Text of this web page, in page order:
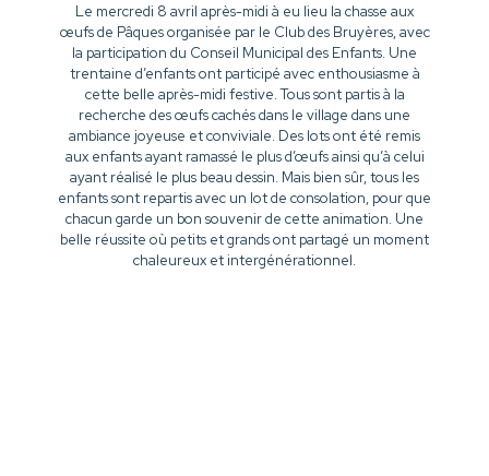
Le mercredi 8 avril après-midi à eu lieu la chasse aux
œufs de Pâques organisée par le Club des Bruyères, avec
la participation du Conseil Municipal des Enfants. Une
trentaine d’enfants ont participé avec enthousiasme à
cette belle après-midi festive. Tous sont partis à la
recherche des œufs cachés dans le village dans une
ambiance joyeuse et conviviale. Des lots ont été remis
aux enfants ayant ramassé le plus d’œufs ainsi qu’à celui
ayant réalisé le plus beau dessin. Mais bien sûr, tous les
enfants sont repartis avec un lot de consolation, pour que
chacun garde un bon souvenir de cette animation. Une
belle réussite où petits et grands ont partagé un moment
chaleureux et intergénérationnel.